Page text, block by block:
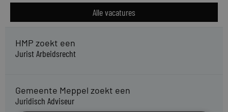
Alle vacatures
HMP zoekt een
Jurist Arbeidsrecht
Gemeente Meppel zoekt een
Juridisch Adviseur